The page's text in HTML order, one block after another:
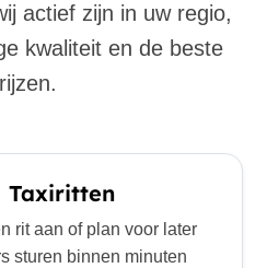
actief zijn in uw regio,
kwaliteit en de beste
Taxiritten
rit aan of plan voor later
sturen binnen minuten